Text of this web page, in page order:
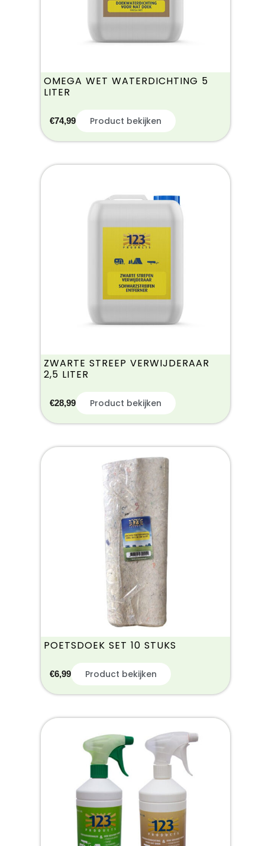
OMEGA WET WATERDICHTING 5
LITER
€74,99 Product bekijken
ZWARTE STREEP VERWIJDERAAR
2,5 LITER
€28,99 Product bekijken
POETSDOEK SET 10 STUKS
€6,99 Product bekijken